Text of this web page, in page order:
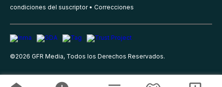
condiciones del suscriptor
Correcciones
©2026 GFR Media, Todos los Derechos Reservados.